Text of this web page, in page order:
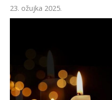
23. ožujka 2025.